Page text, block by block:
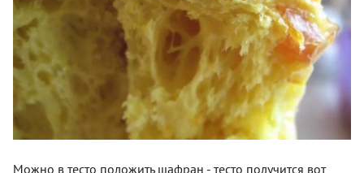
Можно в тесто положить шафран - тесто получится вот